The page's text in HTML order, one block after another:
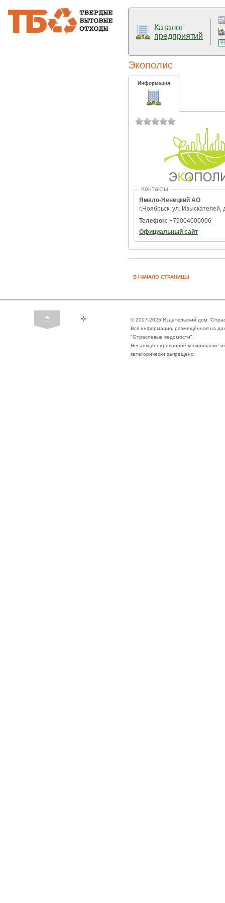
Каталог
предприятий
Экополис
Информация
Контакты
Ямало-Ненецкий АО
г.Ноябрьск, ул. Изыскателей,
Телефон: +79004000006
Официальный сайт
В НАЧАЛО СТРАНИЦЫ
© 2007-2026 Издательский дом
Вся информация, размещённая на
"Отраслевые ведомости".
Несанкционированное копирование
категорически запрещено